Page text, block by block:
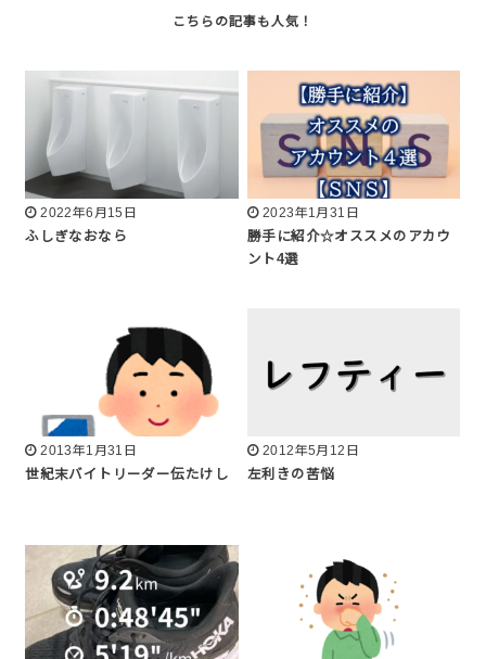
2022年6月15日
ふしぎなおなら
2023年1月31日
勝手に紹介☆オススメのアカウ
ント4選
2013年1月31日
世紀末バイトリーダー伝たけし
2012年5月12日
左利きの苦悩